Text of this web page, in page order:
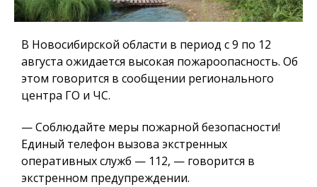
В Новосибирской области в период с 9 по 12
августа ожидается высокая пожароопасность. Об
этом говорится в сообщении регионального
центра ГО и ЧС.
— Соблюдайте меры пожарной безопасности!
Единый телефон вызова экстренных
оперативных служб — 112, — говорится в
экстренном предупреждении.